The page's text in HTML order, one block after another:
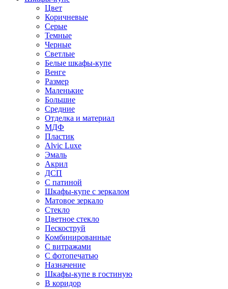
Цвет
Коричневые
Серые
Темные
Черные
Светлые
Белые шкафы-купе
Венге
Размер
Маленькие
Большие
Средние
Отделка и материал
МДФ
Пластик
Alvic Luxe
Эмаль
Акрил
ДСП
С патиной
Шкафы-купе с зеркалом
Матовое зеркало
Стекло
Цветное стекло
Пескоструй
Комбинированные
С витражами
С фотопечатью
Назначение
Шкафы-купе в гостиную
В коридор